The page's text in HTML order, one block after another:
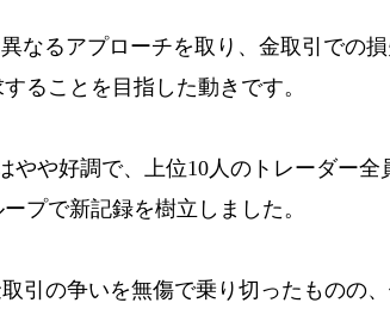
なるアプローチを取り、金取引での
ることを目指した動きです。
やや好調で、上位10人のトレーダー
プで新記録を樹立しました。
取引の争いを無傷で乗り切ったものの